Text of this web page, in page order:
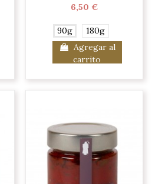
6,50 €
90g
180g
Agregar al
carrito